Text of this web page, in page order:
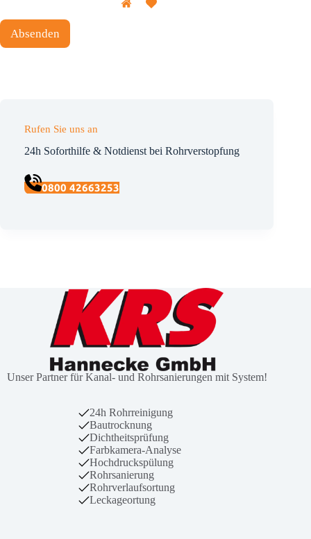
Absenden
Rufen Sie uns an
24h Soforthilfe & Notdienst bei Rohrverstopfung
0800 42663253
Unser Partner für Kanal- und Rohrsanierungen mit System!
24h Rohrreinigung
Bautrocknung
Dichtheitsprüfung
Farbkamera-Analyse
Hochdruckspülung
Rohrsanierung
Rohrverlaufsortung
Leckageortung